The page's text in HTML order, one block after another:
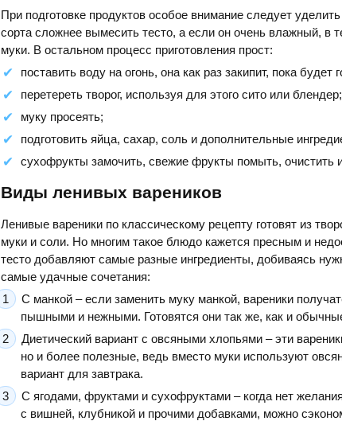
При подготовке продуктов особое внимание следует
сорта сложнее вымесить тесто, а если он очень влажный, в
муки. В остальном процесс приготовления прост:
поставить воду на огонь, она как раз закипит, пока будет
перетереть творог, используя для этого сито или блендер;
муку просеять;
подготовить яйца, сахар, соль и дополнительные
сухофрукты замочить, свежие фрукты помыть, очистить
Виды ленивых вареников
Ленивые вареники по классическому рецепту готовят из
муки и соли. Но многим такое блюдо кажется пресным и
тесто добавляют самые разные ингредиенты, добиваясь
самые удачные сочетания:
С манкой – если заменить муку манкой, вареники
пышными и нежными. Готовятся они так же, как и
Диетический вариант с овсяными хлопьями – эти
но и более полезные, ведь вместо муки используют
вариант для завтрака.
С ягодами, фруктами и сухофруктами – когда нет
с вишней, клубникой и прочими добавками, можно